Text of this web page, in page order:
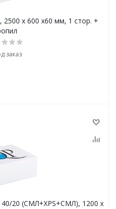
х 600 х60 мм, 1 стор. +
заказ
20 (СМЛ+XPS+СМЛ), 1200 x